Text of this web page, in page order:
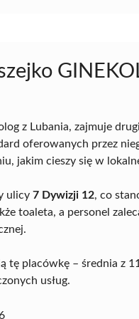
z Lubania, zajmuje
oferowanych przez
jakim cieszy się w
ulicy 7 Dywizji 12, co
toaleta, a personel
tę placówkę – średnia z
usług.